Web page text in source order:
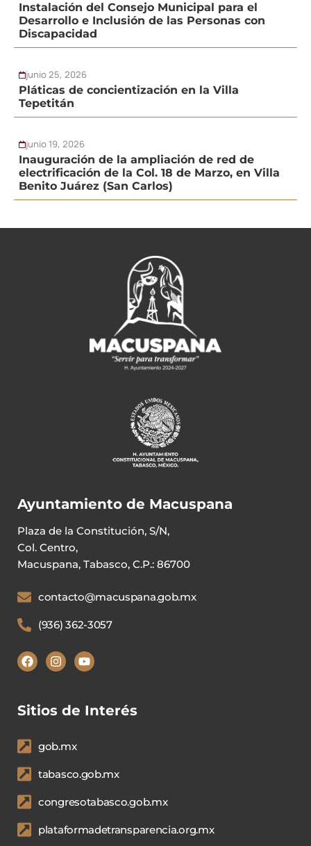
Instalación del Consejo Municipal para el
Desarrollo e Inclusión de las Personas con
Discapacidad
junio 25, 2026
Pláticas de concientización en la Villa
Tepetitán
junio 19, 2026
Inauguración de la ampliación de red de
electrificación de la Col. 18 de Marzo, en Villa
Benito Juárez (San Carlos)
Ayuntamiento de Macuspana
Plaza de la Constitución, S/N,
Col. Centro,
Macuspana, Tabasco, C.P.: 86700
contacto@macuspana.gob.mx
(936) 362-3057
Sitios de Interés
gob.mx
tabasco.gob.mx
congresotabasco.gob.mx
plataformadetransparencia.org.mx